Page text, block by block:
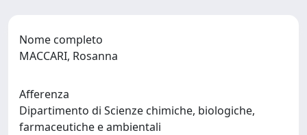
Nome completo
MACCARI, Rosanna
Afferenza
Dipartimento di Scienze chimiche, biologiche,
farmaceutiche e ambientali